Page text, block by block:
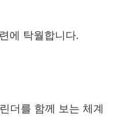
에 탁월합니다.
더를 함께 보는 체계